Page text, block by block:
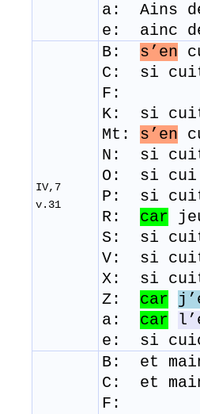
a: Ains
e: ainc
IV,7
v.31
B: s’en
C: si
F:
K: si
Mt: s’en
N: si cuit
O: si cui
​P: si cuit
R: car
S: si
V: si cuit
X: si cuit
Z: car
a: car
e: si
B: et
C: et
F: